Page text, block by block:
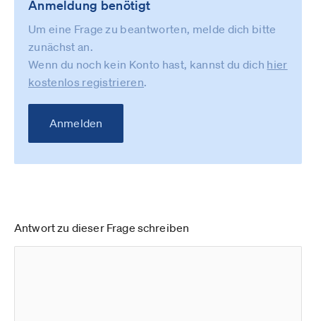
Anmeldung benötigt
Um eine Frage zu beantworten, melde dich bitte
zunächst an.
Wenn du noch kein Konto hast, kannst du dich hier
kostenlos registrieren.
Anmelden
Antwort zu dieser Frage schreiben